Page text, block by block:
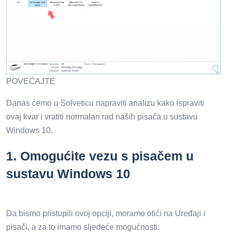
POVEĆAJTE
Danas ćemo u Solveticu napraviti analizu kako ispraviti
ovaj kvar i vratiti normalan rad naših pisača u sustavu
Windows 10.
1. Omogućite vezu s pisačem u
sustavu Windows 10
Da bismo pristupili ovoj opciji, moramo otići na Uređaji i
pisači, a za to imamo sljedeće mogućnosti: